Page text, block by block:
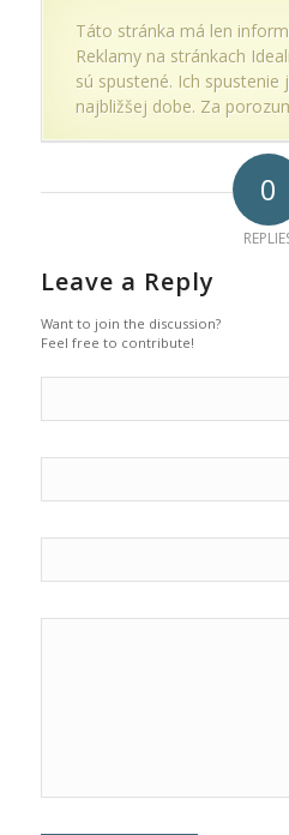
Táto stránka má len
Reklamy na stránkach
sú spustené. Ich spustenie
najbližšej dobe. Za
0
Leave a Reply
Want to join the discussion?
Feel free to contribute!